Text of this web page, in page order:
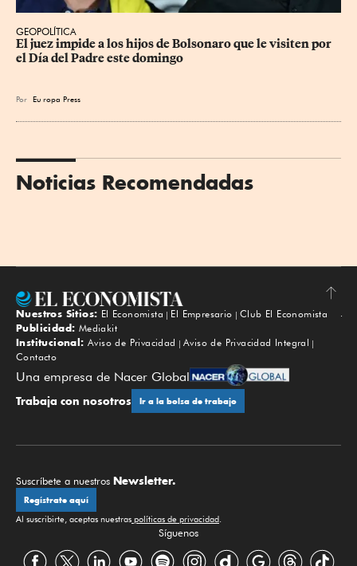
GEOPOLÍTICA
El juez impide a los hijos de Bolsonaro que le visiten por
el Día del Padre este domingo
Por Eu ropa Press
Noticias Recomendadas
Subir
Nuestros Sitios: El Economista El Empresario
Club El Economista
Publicidad: Mediakit
Institucional: Aviso de Privacidad
Aviso de Privacidad Integral
Contacto
Una empresa de Nacer Global
Trabaja con nosotros Ir a la bolsa de trabajo
Suscríbete a nuestros Newsletter.
Regístrate aquí
Al suscribirte, aceptas nuestras políticas de privacidad.
Síguenos